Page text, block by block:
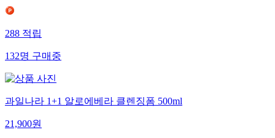
288적립
132명구매중
과일나라 1+1 알로에베라 클렌징폼 500ml
21,900원